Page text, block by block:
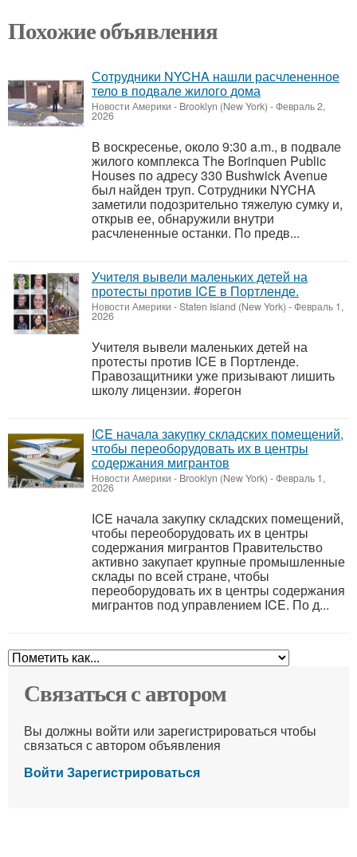
Похожие объявления
Сотрудники NYCHA нашли расчлененное
тело в подвале жилого дома
Новости Америки - Brooklyn (New York) -Февраль 2,
2026
В воскресенье, около 9:30 a.m., в подвале
жилого комплекса The Borinquen Public
Houses по адресу 330 Bushwick Avenue
был найден труп. Сотрудники NYCHA
заметили подозрительно тяжелую сумку и,
открыв ее, обнаружили внутри
расчлененные останки. По предв...
Учителя вывели маленьких детей на
протесты против ICE в Портленде.
Новости Америки -Staten Island (New York) -Февраль 1,
2026
Учителя вывели маленьких детей на
протесты против ICE в Портленде.
Правозащитники уже призывают лишить
школу лицензии. #орегон
ICE начала закупку складских помещений,
чтобы переоборудовать их в центры
содержания мигрантов
Новости Америки - Brooklyn (New York) -Февраль 1,
2026
ICE начала закупку складских помещений,
чтобы переоборудовать их в центры
содержания мигрантов Правительство
активно закупает крупные промышленные
склады по всей стране, чтобы
переоборудовать их в центры содержания
мигрантов под управлением ICE. По д...
Связаться с автором
Вы должны войти или зарегистрироваться чтобы
связаться с автором объявления
Войти Зарегистрироваться